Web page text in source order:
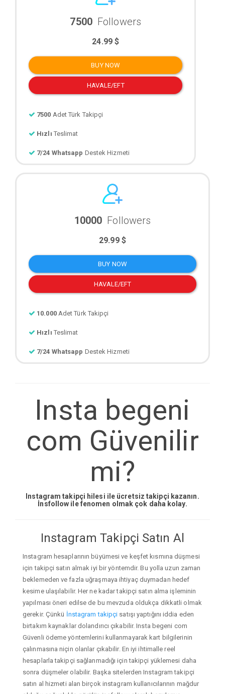
7500 Followers
24.99 $
BUY NOW
HAVALE/EFT
7500 Adet Türk Takipçi
Hızlı Teslimat
7/24 Whatsapp Destek Hizmeti
10000 Followers
29.99 $
BUY NOW
HAVALE/EFT
10.000 Adet Türk Takipçi
Hızlı Teslimat
7/24 Whatsapp Destek Hizmeti
Insta begeni
com Güvenilir
mi?
Instagram takipçi hilesi ile ücretsiz takipçi kazanın.
İnsfollow ile fenomen olmak çok daha kolay.
Instagram Takipçi Satın Al
Instagram hesaplarının büyümesi ve keşfet kısmına düşmesi
için takipçi satın almak iyi bir yöntemdir. Bu yolla uzun zaman
beklemeden ve fazla uğraşmaya ihtiyaç duymadan hedef
kesime ulaşılabilir. Her ne kadar takipçi satın alma işleminin
yapılması öneri edilse de bu mevzuda oldukça dikkatli olmak
gerekir. Çünkü İnstagram takipçi satışı yaptığını iddia eden
birtakım kaynaklar dolandırıcı çıkabilir. Insta begeni com
Güvenli ödeme yöntemlerini kullanmayarak kart bilgilerinin
çalınmasına niçin olanlar çıkabilir. En iyi ihtimalle reel
hesaplarla takipçi sağlanmadığı için takipçi yüklemesi daha
sonra düşmeler olabilir. Başka sitelerden Instagram takipçi
satın al hizmeti alan birçok instagram kullanıcılarının mağdur